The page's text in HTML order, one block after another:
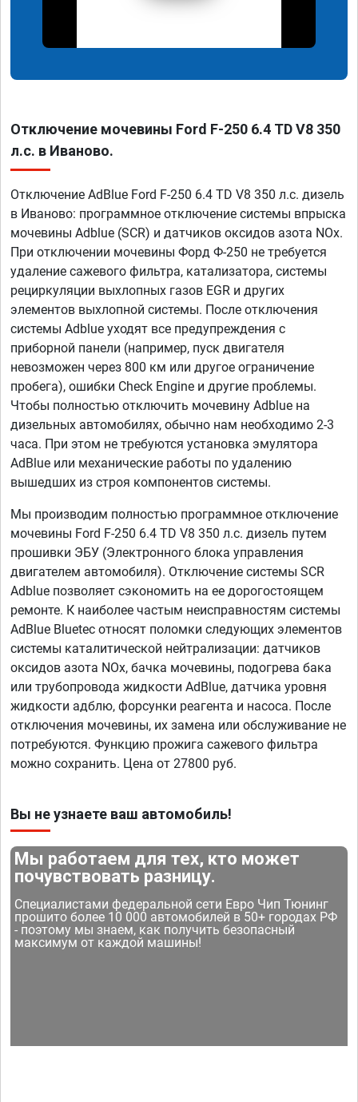
Отключение мочевины Ford F-250 6.4 TD V8 350
л.с. в Иваново.
Отключение AdBlue Ford F-250 6.4 TD V8 350 л.с. дизель
в Иваново: программное отключение системы впрыска
мочевины Adblue (SCR) и датчиков оксидов азота NOx.
При отключении мочевины Форд Ф-250 не требуется
удаление сажевого фильтра, катализатора, системы
рециркуляции выхлопных газов EGR и других
элементов выхлопной системы. После отключения
системы Adblue уходят все предупреждения с
приборной панели (например, пуск двигателя
невозможен через 800 км или другое ограничение
пробега), ошибки Check Engine и другие проблемы.
Чтобы полностью отключить мочевину Adblue на
дизельных автомобилях, обычно нам необходимо 2-3
часа. При этом не требуются установка эмулятора
AdBlue или механические работы по удалению
вышедших из строя компонентов системы.
Мы производим полностью программное отключение
мочевины Ford F-250 6.4 TD V8 350 л.с. дизель путем
прошивки ЭБУ (Электронного блока управления
двигателем автомобиля). Отключение системы SCR
Adblue позволяет сэкономить на ее дорогостоящем
ремонте. К наиболее частым неисправностям системы
AdBlue Bluetec относят поломки следующих элементов
системы каталитической нейтрализации: датчиков
оксидов азота NOx, бачка мочевины, подогрева бака
или трубопровода жидкости AdBlue, датчика уровня
жидкости адблю, форсунки реагента и насоса. После
отключения мочевины, их замена или обслуживание не
потребуются. Функцию прожига сажевого фильтра
можно сохранить. Цена от 27800 руб.
Вы не узнаете ваш автомобиль!
Мы работаем для тех, кто может
почувствовать разницу.
Специалистами федеральной сети Евро Чип Тюнинг
прошито более 10 000 автомобилей в 50+ городах РФ
- поэтому мы знаем, как получить безопасный
максимум от каждой машины!